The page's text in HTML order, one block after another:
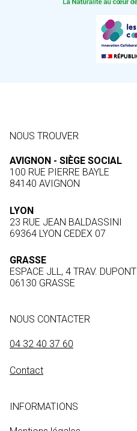
NOUS TROUVER
AVIGNON - SIÈGE SOCIAL
100 RUE PIERRE BAYLE
84140 AVIGNON
LYON
23 RUE JEAN BALDASSINI
69364 LYON CEDEX 07
GRASSE
ESPACE JLL, 4 TRAV. DUPONT
06130 GRASSE
NOUS CONTACTER
04 32 40 37 60
Contact
INFORMATIONS